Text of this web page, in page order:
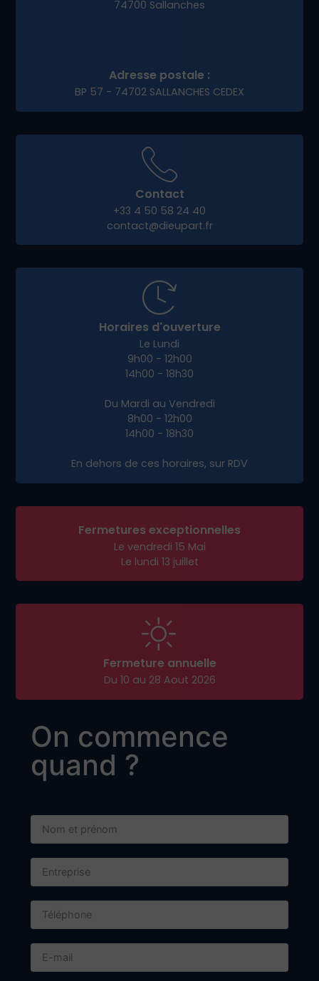
Villard-Légerde se démarquer et
de pérenniser leur activité en ligne.
Pourquoi choisir Dieup’art
pour votre projet digital à
Villard-Léger ?
Notre force, c’est notre approche humaine,
locale et personnalisée. Nous privilégions les
échanges en direct, à distance ou en rendez-
vous surVillard-Léger, pour co-construire avec
Avec Dieup’art, vous bénéficiez de :
Conseils personnalisés et clairs
Transparence et accompagnement à
chaque étape
Une équipe réactive et engagée dans votre
Prêt à booster votre présence en ligne à
rendez-vous stratégique et propulsons votre
activité sur le web avec un site efficace et sur
Adresse de livraison :
1584 Avenue André Lasquin
74700 Sallanches
Adresse postale :
BP 57 - 74702 SALLANCHES CEDEX
+33 4 50 58 24 40
contact@dieupart.fr